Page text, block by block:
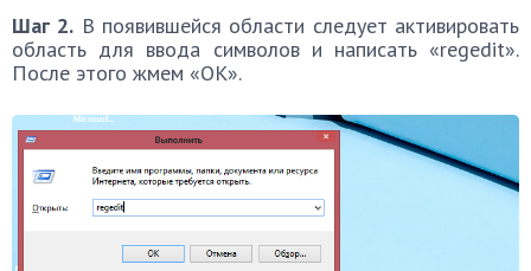
Шаг 2. В появившейся области следует активировать
область для ввода символов и написать «regedit».
После этого жмем «ОК».